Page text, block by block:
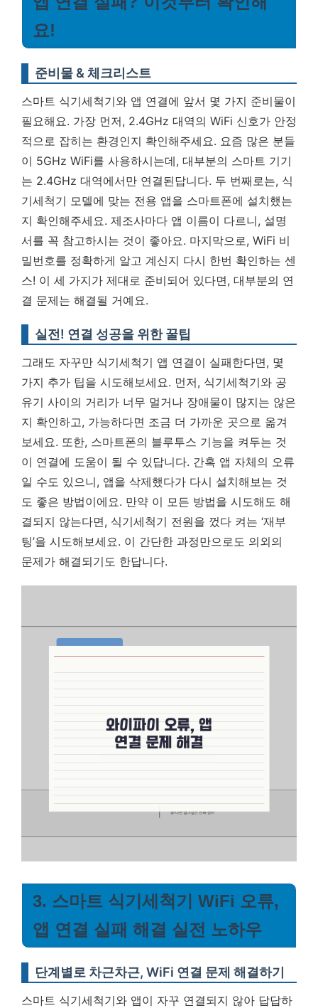
요!
준비물 & 체크리스트
스마트 식기세척기와 앱 연결에 앞서 몇 가지 준비물이
필요해요. 가장 먼저, 2.4GHz 대역의 WiFi 신호가 안정
적으로 잡히는 환경인지 확인해주세요. 요즘 많은 분들
이 5GHz WiFi를 사용하시는데, 대부분의 스마트 기기
는 2.4GHz 대역에서만 연결된답니다. 두 번째로는, 식
기세척기 모델에 맞는 전용 앱을 스마트폰에 설치했는
지 확인해주세요. 제조사마다 앱 이름이 다르니, 설명
서를 꼭 참고하시는 것이 좋아요. 마지막으로, WiFi 비
밀번호를 정확하게 알고 계신지 다시 한번 확인하는 센
스! 이 세 가지가 제대로 준비되어 있다면, 대부분의 연
결 문제는 해결될 거예요.
실전! 연결 성공을 위한 꿀팁
그래도 자꾸만 식기세척기 앱 연결이 실패한다면, 몇
가지 추가 팁을 시도해보세요. 먼저, 식기세척기와 공
유기 사이의 거리가 너무 멀거나 장애물이 많지는 않은
지 확인하고, 가능하다면 조금 더 가까운 곳으로 옮겨
보세요. 또한, 스마트폰의 블루투스 기능을 켜두는 것
이 연결에 도움이 될 수 있답니다. 간혹 앱 자체의 오류
일 수도 있으니, 앱을 삭제했다가 다시 설치해보는 것
도 좋은 방법이에요. 만약 이 모든 방법을 시도해도 해
결되지 않는다면, 식기세척기 전원을 껐다 켜는 ‘재부
팅’을 시도해보세요. 이 간단한 과정만으로도 의외의
문제가 해결되기도 한답니다.
3. 스마트 식기세척기 WiFi 오류,
앱 연결 실패 해결 실전 노하우
단계별로 차근차근, WiFi 연결 문제 해결하기
스마트 식기세척기와 앱이 자꾸 연결되지 않아 답답하